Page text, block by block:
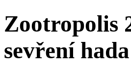
Zootropolis
sevření hada